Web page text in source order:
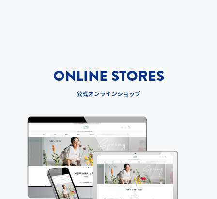
ONLINE STORES
公式オンラインショップ